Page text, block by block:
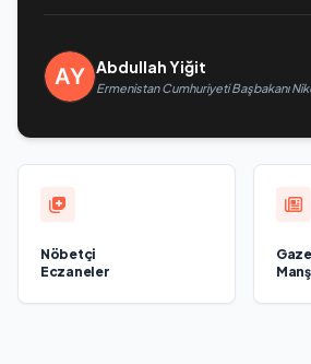
Abdullah Yiğit
Ermenistan Cumhuriyeti Başbakanı
Nöbetçi
Eczaneler